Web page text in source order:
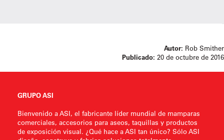
Autor: Rob Smither
Publicado: 20 de octubre de 2016
GRUPO ASI
Bienvenido a ASI, el fabricante líder mundial de mamparas
comerciales, accesorios para aseos, taquillas y productos
de exposición visual. ¿Qué hace a ASI tan único? Sólo ASI